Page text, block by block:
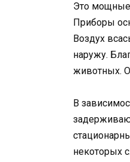
Это мощные
Приборы
Воздух
наружу.
животных.
В
некоторых